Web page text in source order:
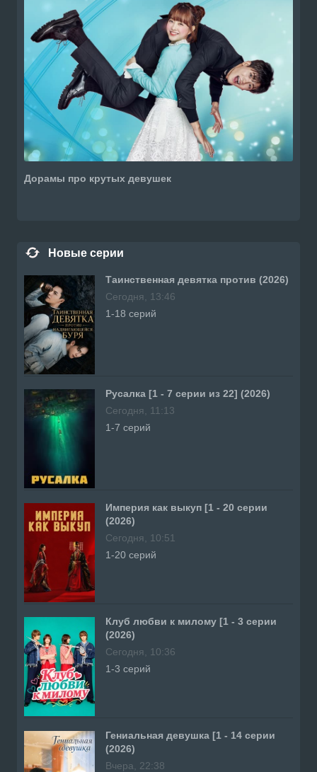
Дорамы про крутых девушек
Новые серии
Таинственная девятка против (2026)
Сегодня, 13:46
1-18 серий
Русалка [1 - 7 серии из 22] (2026)
Сегодня, 11:13
1-7 серий
Империя как выкуп [1 - 20 серии
(2026)
Сегодня, 10:51
1-20 серий
Клуб любви к милому [1 - 3 серии
(2026)
Сегодня, 10:36
1-3 серий
Гениальная девушка [1 - 14 серии
(2026)
Вчера, 22:38